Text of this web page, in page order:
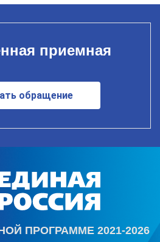
приемная
обращение
ПРОГРАММЕ 2021-2026